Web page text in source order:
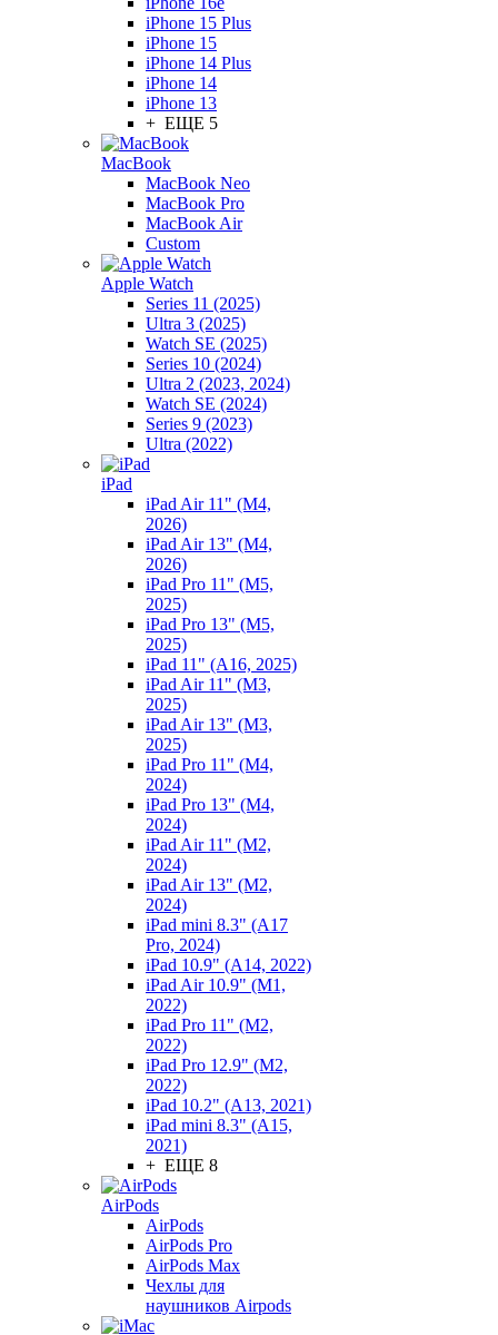
iPhone 15 Plus
iPhone 15
iPhone 14 Plus
iPhone 14
iPhone 13
+ ЕЩЕ 5
MacBook
MacBook Neo
MacBook Pro
MacBook Air
Custom
Apple Watch
Series 11 (2025)
Ultra 3 (2025)
Watch SE (2025)
Series 10 (2024)
Ultra 2 (2023, 2024)
Watch SE (2024)
Series 9 (2023)
Ultra (2022)
iPad
iPad Air 11" (M4,
2026)
iPad Air 13" (M4,
2026)
iPad Pro 11" (M5,
2025)
iPad Pro 13" (M5,
2025)
iPad 11" (A16, 2025)
iPad Air 11" (M3,
2025)
iPad Air 13" (M3,
2025)
iPad Pro 11" (M4,
2024)
iPad Pro 13" (M4,
2024)
iPad Air 11" (M2,
2024)
iPad Air 13" (M2,
2024)
iPad mini 8.3" (A17
Pro, 2024)
iPad 10.9" (A14, 2022)
iPad Air 10.9" (M1,
2022)
iPad Pro 11" (M2,
2022)
iPad Pro 12.9" (M2,
2022)
iPad 10.2" (A13, 2021)
iPad mini 8.3" (A15,
2021)
+ ЕЩЕ 8
AirPods
AirPods
AirPods Pro
AirPods Max
Чехлы для
наушников Airpods